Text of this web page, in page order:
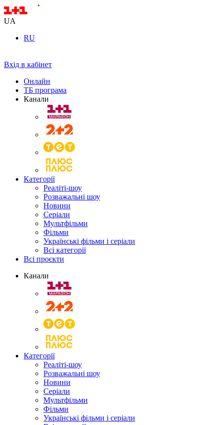
UA
RU
Вхід в кабінет
Онлайн
ТБ програма
Канали
Категорії
Реаліті-шоу
Розважальні шоу
Новини
Серіали
Мультфільми
Фільми
Українські фільми і серіали
Всі категорії
Всі проєкти
Канали
Категорії
Реаліті-шоу
Розважальні шоу
Новини
Серіали
Мультфільми
Фільми
Українські фільми і серіали